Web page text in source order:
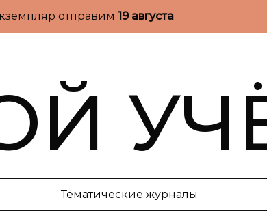
отправим 19 августа
Тематические журналы